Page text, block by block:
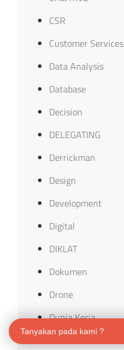
CSR
Customer Services
Data Analysis
Database
Decision
DELEGATING
Derrickman
Design
Development
Digital
DIKLAT
Dokumen
Drone
Dunia Kerja
Ekonomi
Tanyakan pada kami ?